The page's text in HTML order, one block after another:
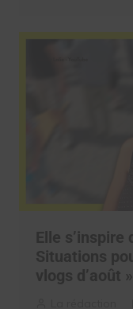
Elle s’inspire
Situations
vlogs d’août »